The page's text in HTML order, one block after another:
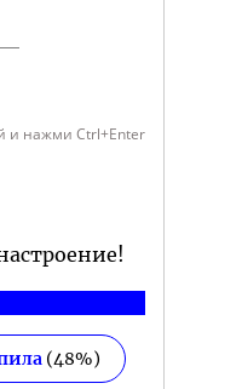
и нажми Ctrl+Enter
(48%)